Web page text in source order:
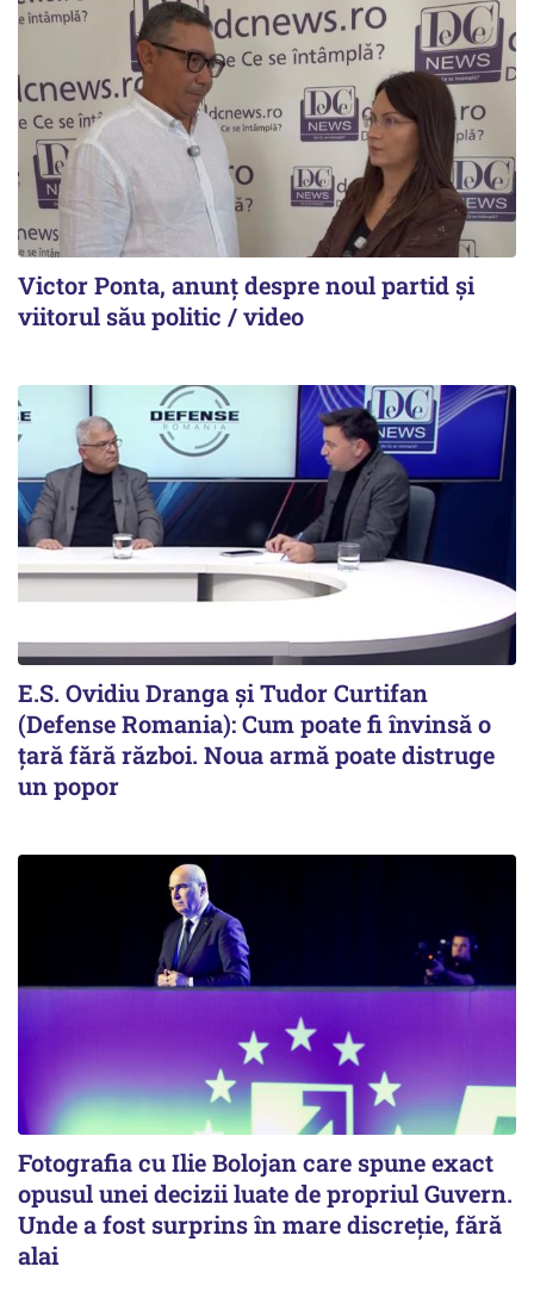
Victor Ponta, anunț despre noul partid și
viitorul său politic / video
E.S. Ovidiu Dranga și Tudor Curtifan
(Defense Romania): Cum poate fi învinsă o
țară fără război. Noua armă poate distruge
un popor
Fotografia cu Ilie Bolojan care spune exact
opusul unei decizii luate de propriul Guvern.
Unde a fost surprins în mare discreție, fără
alai